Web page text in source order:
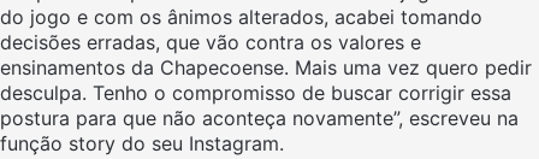
do jogo e com os ânimos alterados, acabei tomando
decisões erradas, que vão contra os valores e
ensinamentos da Chapecoense. Mais uma vez quero pedir
desculpa. Tenho o compromisso de buscar corrigir essa
postura para que não aconteça novamente”, escreveu na
função story do seu Instagram.